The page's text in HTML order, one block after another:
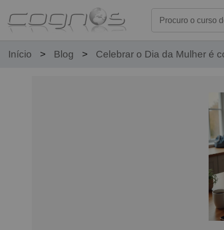
Início Blog Celebrar o Dia da Mulher é